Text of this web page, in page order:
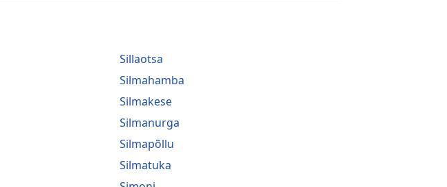
Sillaotsa
Silmahamba
Silmakese
Silmanurga
Silmapõllu
Silmatuka